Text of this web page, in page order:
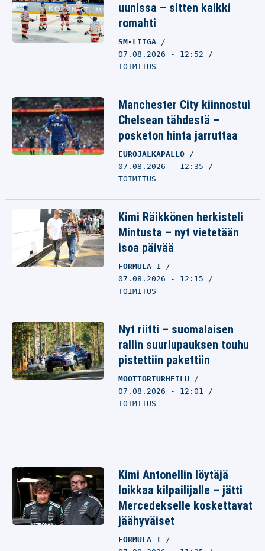
uunissa – sitten kaikki
romahti
SM-LIIGA
07.08.2026 - 12:52
TOIMITUS
Manchester City kiinnostui
Chelsean tähdestä –
posketon hinta jarruttaa
EUROJALKAPALLO
07.08.2026 - 12:35
TOIMITUS
Kimi Räikkönen herkisteli
Mintusta – nyt vietetään
isoa päivää
FORMULA 1
07.08.2026 - 12:15
TOIMITUS
Nyt riitti – suomalaisen
rallin suurlupauksen touhu
pistettiin pakettiin
MOOTTORIURHEILU
07.08.2026 - 12:01
TOIMITUS
Kimi Antonellin löytäjä
loikkaa kilpailijalle – jätti
Mercedekselle koskettavat
jäähyväiset
FORMULA 1